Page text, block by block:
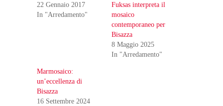
22 Gennaio 2017
In "Arredamento"
Fuksas interpreta il
mosaico
contemporaneo per
Bisazza
8 Maggio 2025
In "Arredamento"
Marmosaico:
un’eccellenza di
Bisazza
16 Settembre 2024